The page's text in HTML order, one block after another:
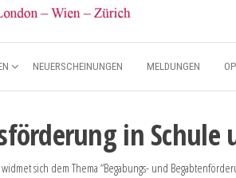
NEUERSCHEINUNGEN MELDUNGEN
in Schule
sich dem Thema “Begabungs- und